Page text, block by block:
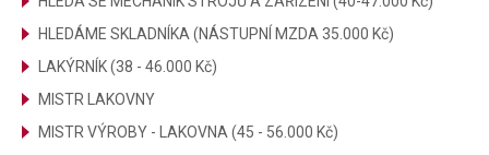
HLEDÁME SKLADNÍKA (NÁSTUPNÍ MZDA 35.000 Kč)
LAKÝRNÍK (38 - 46.000 Kč)
MISTR LAKOVNY
MISTR VÝROBY - LAKOVNA (45 - 56.000 Kč)